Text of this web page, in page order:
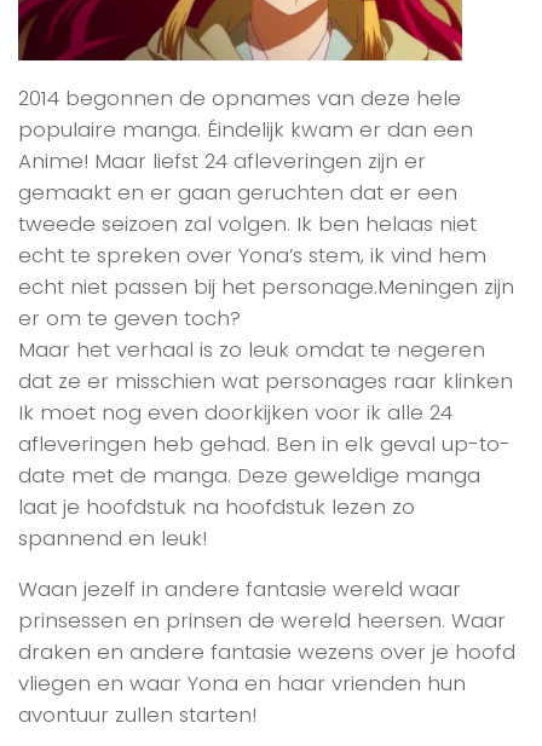
2014 begonnen de opnames van deze hele
populaire manga. Éindelijk kwam er dan een
Anime! Maar liefst 24 afleveringen zijn er
gemaakt en er gaan geruchten dat er een
tweede seizoen zal volgen. Ik ben helaas niet
echt te spreken over Yona’s stem, ik vind hem
echt niet passen bij het personage.Meningen zijn
er om te geven toch?
Maar het verhaal is zo leuk omdat te negeren
dat ze er misschien wat personages raar klinken
Ik moet nog even doorkijken voor ik alle 24
afleveringen heb gehad. Ben in elk geval up-to-
date met de manga. Deze geweldige manga
laat je hoofdstuk na hoofdstuk lezen zo
spannend en leuk!
Waan jezelf in andere fantasie wereld waar
prinsessen en prinsen de wereld heersen. Waar
draken en andere fantasie wezens over je hoofd
vliegen en waar Yona en haar vrienden hun
avontuur zullen starten!